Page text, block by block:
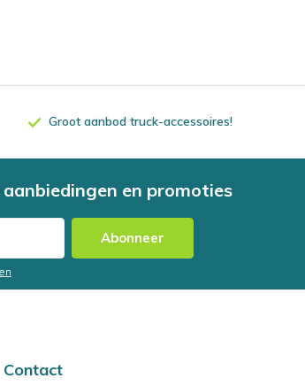
Groot aanbod truck-accessoires!
en promoties
Abonneer
Contact